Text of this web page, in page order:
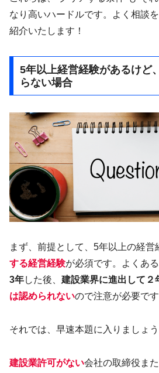
なり高いハードルです。よく相談
紹介いたします！
5年以上経営経験があるけど
らない場合
まず、前提として、5年以上の経営
する経営経験が必須です。よくある
3年した後、 建設業界に進出して２
は認められないので注意が必要です
それでは、早速本題に入りましょう
建設業許可がない会社の取締役ま